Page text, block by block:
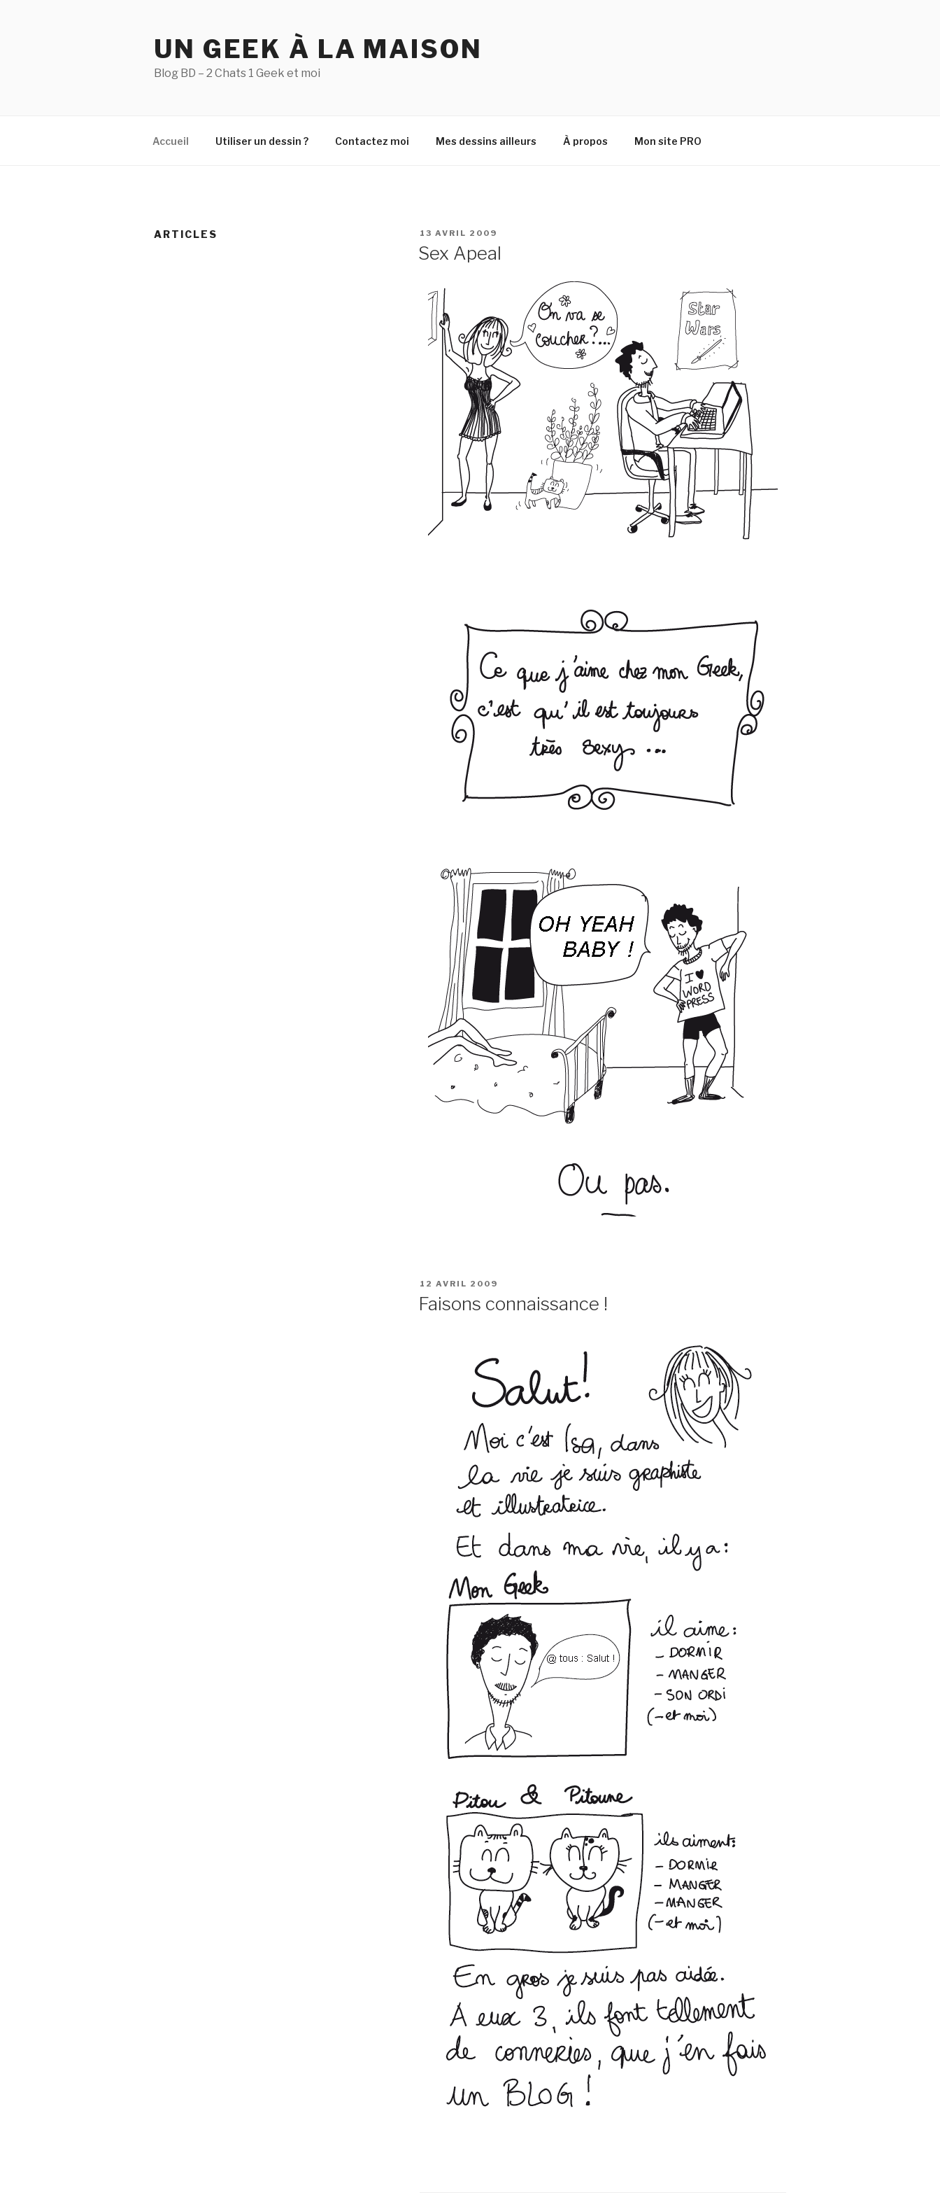
UN GEEK À LA MAISON
Blog BD – 2 Chats 1 Geek et moi
Accueil Utiliser un dessin ? Contactez moi Mes dessins ailleurs À propos Mon site PRO
ARTICLES
PUBLIÉ
13 AVRIL 2009
Sex Apeal
PUBLIÉ
12 AVRIL 2009
Faisons connaissance !